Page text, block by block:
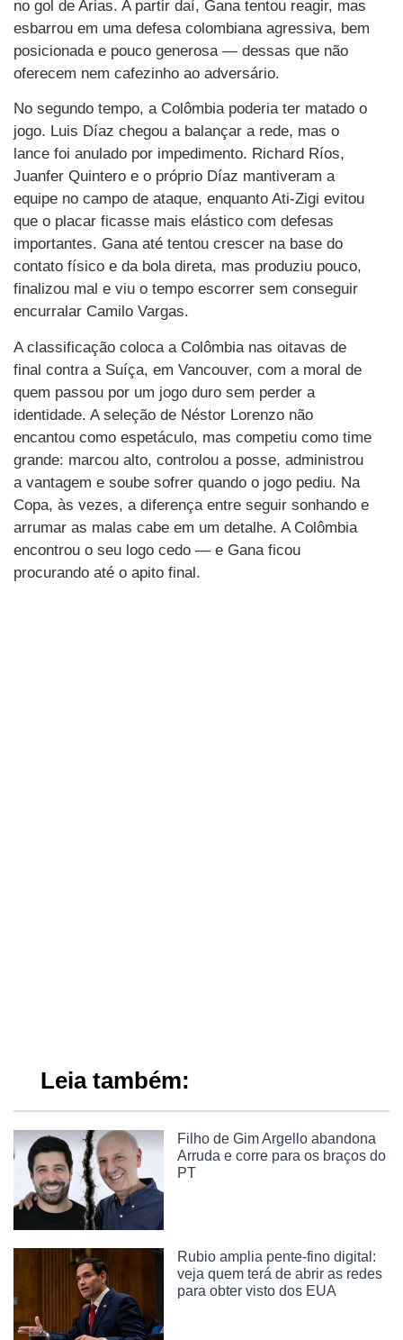
no gol de Arias. A partir daí, Gana tentou reagir, mas
esbarrou em uma defesa colombiana agressiva, bem
posicionada e pouco generosa — dessas que não
oferecem nem cafezinho ao adversário.
No segundo tempo, a Colômbia poderia ter matado o
jogo. Luis Díaz chegou a balançar a rede, mas o
lance foi anulado por impedimento. Richard Ríos,
Juanfer Quintero e o próprio Díaz mantiveram a
equipe no campo de ataque, enquanto Ati-Zigi evitou
que o placar ficasse mais elástico com defesas
importantes. Gana até tentou crescer na base do
contato físico e da bola direta, mas produziu pouco,
finalizou mal e viu o tempo escorrer sem conseguir
encurralar Camilo Vargas.
A classificação coloca a Colômbia nas oitavas de
final contra a Suíça, em Vancouver, com a moral de
quem passou por um jogo duro sem perder a
identidade. A seleção de Néstor Lorenzo não
encantou como espetáculo, mas competiu como time
grande: marcou alto, controlou a posse, administrou
a vantagem e soube sofrer quando o jogo pediu. Na
Copa, às vezes, a diferença entre seguir sonhando e
arrumar as malas cabe em um detalhe. A Colômbia
encontrou o seu logo cedo — e Gana ficou
procurando até o apito final.
Leia também:
Filho de Gim Argello abandona
Arruda e corre para os braços do
PT
Rubio amplia pente-fino digital:
veja quem terá de abrir as redes
para obter visto dos EUA